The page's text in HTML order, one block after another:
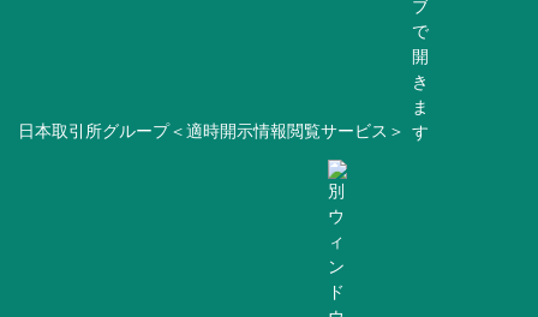
日本取引所グループ＜適時開示情報閲覧サービス＞